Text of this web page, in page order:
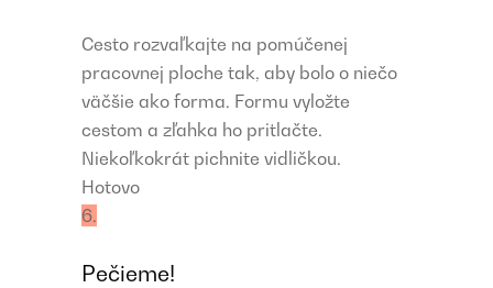
Cesto rozvaľkajte na pomúčenej
pracovnej ploche tak, aby bolo o niečo
väčšie ako forma. Formu vyložte
cestom a zľahka ho pritlačte.
Niekoľkokrát pichnite vidličkou.
Hotovo
6.
Pečieme!